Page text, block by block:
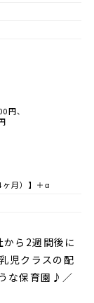
円、
月）】＋α
ら2週間後に
児クラスの配
な保育園♪／